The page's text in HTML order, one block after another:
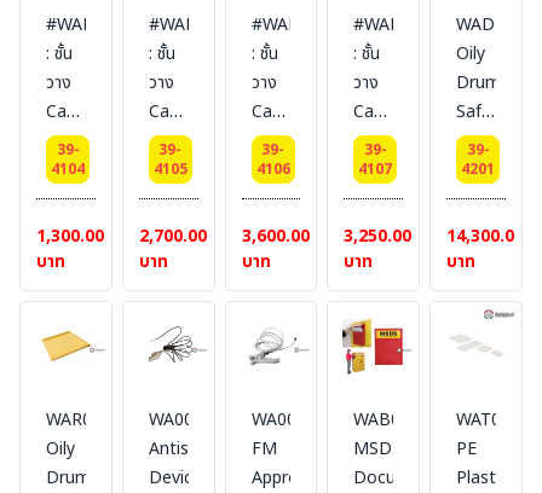
OSHA
และ
FM
:
Yellow
(CE)
Ext
dimension
ขนาด
ตู้
121.9*76.4*85
น้ำ
หนัก
82.8
Kgs.
:
bolts
and
M8
locknuts
ขนาด
ตู้
11.5
x 10
x
16.5
cm.
(Kgs.)
5.4
#WAL022
: ชั้น
วาง
Cabinet
Steel
Shelf
22
Gal
Ext
dimension(HxWxD/cm)
G.W.
39-
4104
1,300.00
บาท
#WAL060
: ชั้น
วาง
Cabinet
Steel
Shelf
60
Gal
Ext.
dimension(HxWxD/cm)
G.W.
39-
4105
2,700.00
บาท
#WAL090
: ชั้น
วาง
Cabinet
Steel
Shelf
90
Gal
Ext.
dimension(HxWxD/cm)
G.W.
(Kgs.)
39-
4106
3,600.00
บาท
#WAL115L
: ชั้น
วาง
Cabinet
Steel
Shelf
115
Gal
Ext
.dimension(HxWxD/cm)
2.7x70x76
G.W.
(Kgs.)
39-
4107
3,250.00
บาท
WADR001
Oily
Drum
Safety
Cabinets
Roller
55/110/
Gal
Ext.
G.W.
39-
4201
14,300.00
บาท
WAR001
Oily
Drum
WA001
Antistatic
Device
WA002
FM
Approved
WAB001
MSDS
Document
WAT03045
PE
Plastic